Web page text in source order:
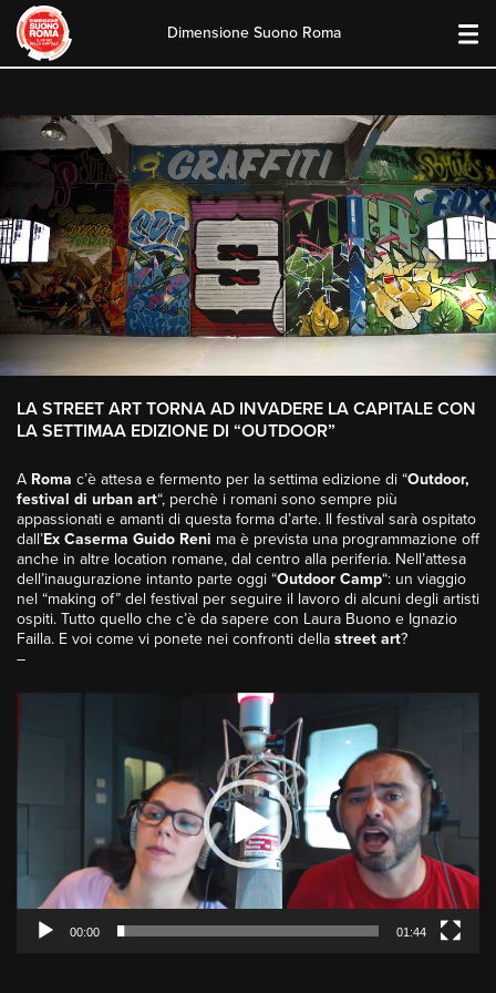
content
Dimensione Suono Roma
LA STREET ART TORNA AD INVADERE LA CAPITALE CON
LA SETTIMAA EDIZIONE DI “OUTDOOR”
A Roma c’è attesa e fermento per la settima edizione di “Outdoor,
festival di urban art“, perchè i romani sono sempre più
appassionati e amanti di questa forma d’arte. Il festival sarà ospitato
dall’Ex Caserma Guido Reni ma è prevista una programmazione off
anche in altre location romane, dal centro alla periferia. Nell’attesa
dell’inaugurazione intanto parte oggi “Outdoor Camp“: un viaggio
nel “making of” del festival per seguire il lavoro di alcuni degli artisti
ospiti. Tutto quello che c’è da sapere con Laura Buono e Ignazio
Failla. E voi come vi ponete nei confronti della street art?
–
00:00 01:44